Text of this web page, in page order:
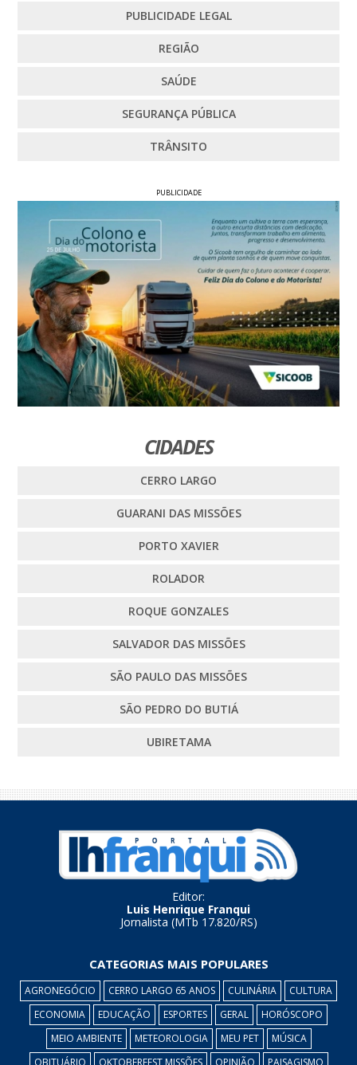
PUBLICIDADE LEGAL
REGIÃO
SAÚDE
SEGURANÇA PÚBLICA
TRÂNSITO
PUBLICIDADE
CIDADES
CERRO LARGO
GUARANI DAS MISSÕES
PORTO XAVIER
ROLADOR
ROQUE GONZALES
SALVADOR DAS MISSÕES
SÃO PAULO DAS MISSÕES
SÃO PEDRO DO BUTIÁ
UBIRETAMA
Editor:
Luis Henrique Franqui
Jornalista (MTb 17.820/RS)
CATEGORIAS MAIS POPULARES
AGRONEGÓCIO CERRO LARGO 65 ANOS CULINÁRIA
CULTURA
ECONOMIA
EDUCAÇÃO ESPORTES GERAL
HORÓSCOPO
MEIO AMBIENTE
METEOROLOGIA MEU PET
MÚSICA
OBITUÁRIO
OKTOBERFEST MISSÕES OPINIÃO PAISAGISMO